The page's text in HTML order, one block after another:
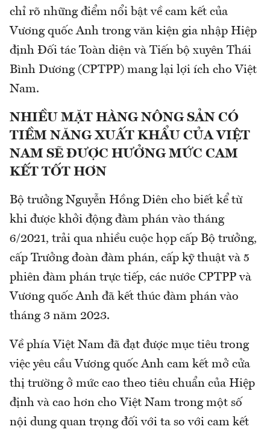
chỉ rõ những điểm nổi bật về cam kết của
Vương quốc Anh trong văn kiện gia nhập Hiệp
định Đối tác Toàn diện và Tiến bộ xuyên Thái
Bình Dương (CPTPP) mang lại lợi ích cho Việt
Nam.
NHIỀU MẶT HÀNG NÔNG SẢN CÓ
TIỀM NĂNG XUẤT KHẨU CỦA VIỆT
NAM SẼ ĐƯỢC HƯỞNG MỨC CAM
KẾT TỐT HƠN
Bộ trưởng Nguyễn Hồng Diên cho biết kể từ
khi được khởi động đàm phán vào tháng
6/2021, trải qua nhiều cuộc họp cấp Bộ trưởng,
cấp Trưởng đoàn đàm phán, cấp kỹ thuật và 5
phiên đàm phán trực tiếp, các nước CPTPP và
Vương quốc Anh đã kết thúc đàm phán vào
tháng 3 năm 2023.
Về phía Việt Nam đã đạt được mục tiêu trong
việc yêu cầu Vương quốc Anh cam kết mở cửa
thị trường ở mức cao theo tiêu chuẩn của Hiệp
định và cao hơn cho Việt Nam trong một số
nội dung quan trọng đối với ta so với cam kết